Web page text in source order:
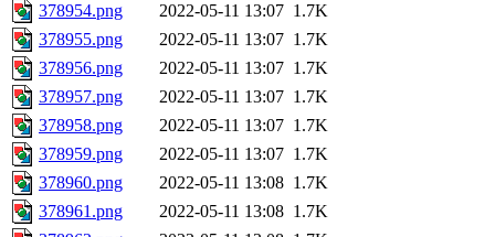
378954.png
2022-05-11 13:07 1.7K
378955.png
2022-05-11 13:07 1.7K
378956.png
2022-05-11 13:07 1.7K
378957.png
2022-05-11 13:07 1.7K
378958.png
2022-05-11 13:07 1.7K
378959.png
2022-05-11 13:07 1.7K
378960.png
2022-05-11 13:08 1.7K
378961.png
2022-05-11 13:08 1.7K